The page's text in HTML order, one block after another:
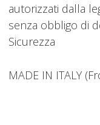
autorizzati dalla
senza obbligo di
Sicurezza
MADE IN ITALY